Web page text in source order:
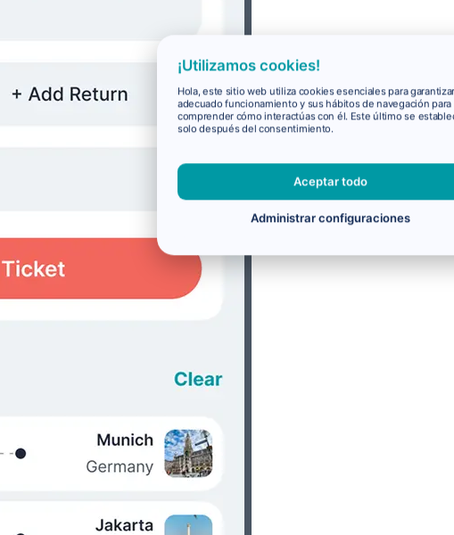
¡Utilizamos cookies!
Hola, este sitio web utiliza cookies esenciales para
adecuado funcionamiento y sus hábitos de navegación para
comprender cómo interactúas con él. Este último se
solo después del consentimiento.
Aceptar todo
Administrar configuraciones